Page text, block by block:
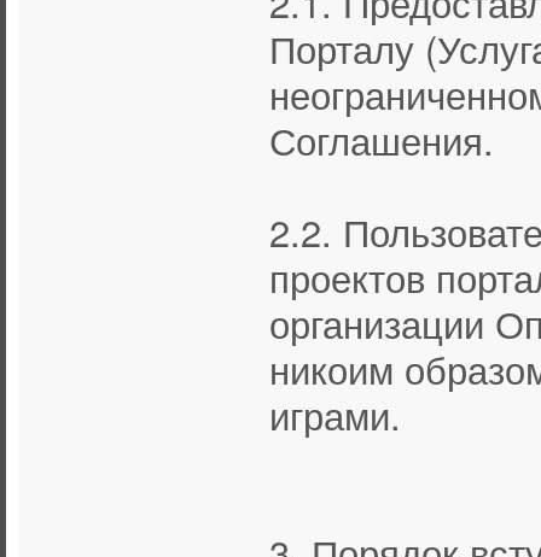
Порталу
Соглашения.
2.2.
проектов
организации
никоим
играми.